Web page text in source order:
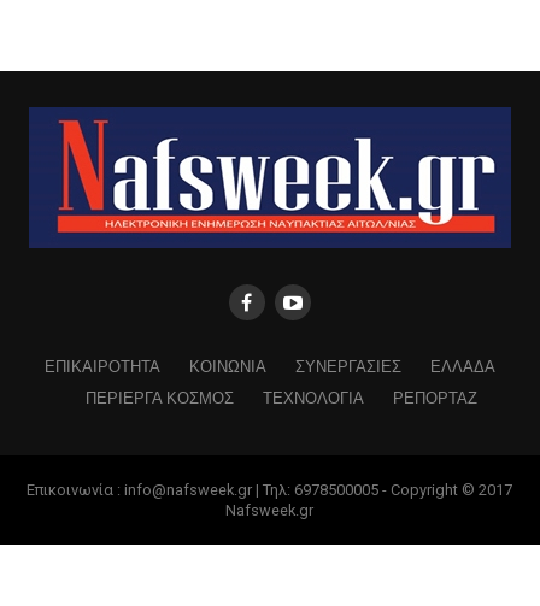
ΕΠΙΚΑΙΡΟΤΗΤΑ ΚΟΙΝΩΝΙΑ ΣΥΝΕΡΓΑΣΙΕΣ
ΕΛΛΑΔΑ
ΠΕΡΙΕΡΓΑ ΚΟΣΜΟΣ
ΤΕΧΝΟΛΟΓΙΑ ΡΕΠΟΡΤΑΖ
Επικοινωνία : info@nafsweek.gr | Τηλ: 6978500005 - Copyright © 2017
Nafsweek.gr